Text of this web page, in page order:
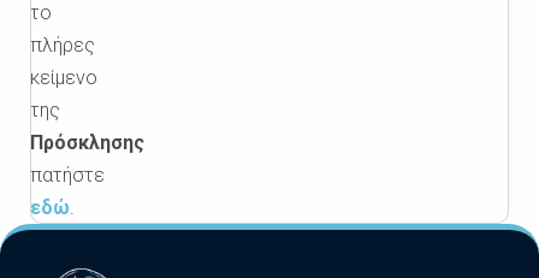
το
πλήρες
κείμενο
της
Πρόσκλησης
πατήστε
εδώ.